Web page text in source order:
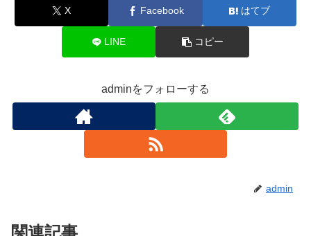
X Facebook はてブ
LINE コピー
adminをフォローする
admin
関連記事